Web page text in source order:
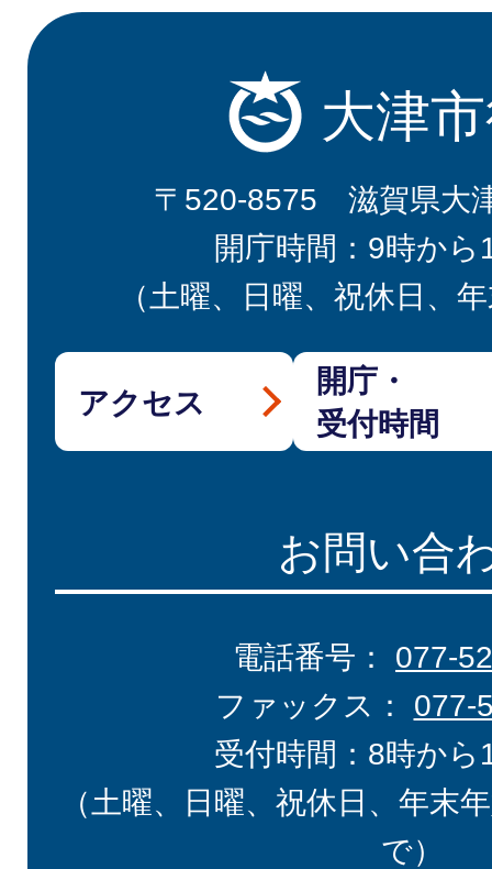
大津
〒520-8575 滋賀県大
開庁時間：9時から
（土曜、日曜、祝休日、
アクセス
開庁・
受付時間
お問い合
電話番号： 077-
ファックス： 077-
受付時間：8時から
（土曜、日曜、祝休日、年末
で）